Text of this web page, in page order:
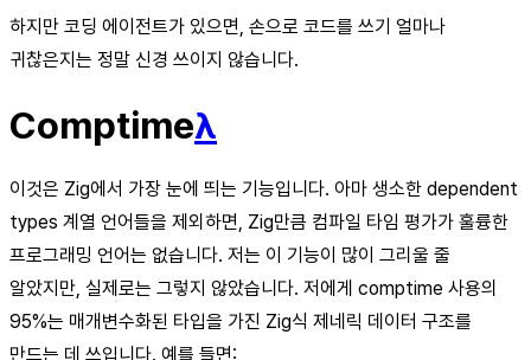
하지만 코딩 에이전트가 있으면, 손으로 코드를 쓰기 얼마나
귀찮은지는 정말 신경 쓰이지 않습니다.
Comptimeλ
이것은 Zig에서 가장 눈에 띄는 기능입니다. 아마 생소한 dependent
types 계열 언어들을 제외하면, Zig만큼 컴파일 타임 평가가 훌륭한
프로그래밍 언어는 없습니다. 저는 이 기능이 많이 그리울 줄
알았지만, 실제로는 그렇지 않았습니다. 저에게 comptime 사용의
95%는 매개변수화된 타입을 가진 Zig식 제네릭 데이터 구조를
만드는 데 쓰입니다. 예를 들면: